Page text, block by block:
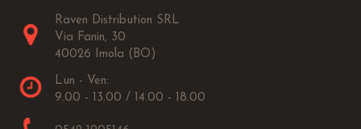
Raven Distribution SRL
Via Fanin, 30
40026 Imola (BO)
Lun - Ven:
9.00 - 13.00 / 14.00 - 18.00